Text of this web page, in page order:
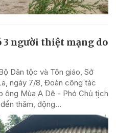
3 người thiệt mạng do
Dân tộc và Tôn giáo, Sở
ngày 7/8, Đoàn công tác
ông Mùa A Dê - Phó Chủ tịch
thăm, động...